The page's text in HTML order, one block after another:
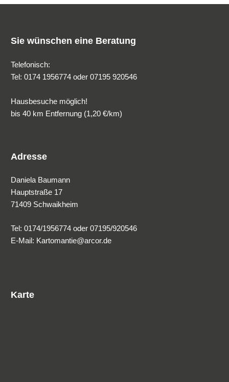
Sie wünschen eine Beratung
Telefonisch:
Tel: 0174 1956774 oder 07195 920546
Hausbesuche möglich!
bis 40 km Entfernung (1,20 €/km)
Adresse
Daniela Baumann
Hauptstraße 17
71409 Schwaikheim
Tel: 0174/1956774 oder 07195/920546
E-Mail: Kartomantie@arcor.de
Karte